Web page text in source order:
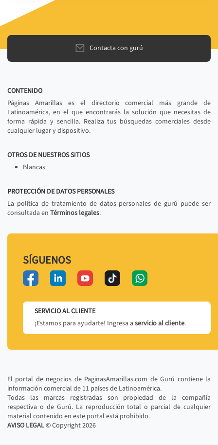
Contacta con gurú
CONTENIDO
Páginas Amarillas es el directorio comercial más grande de
Latinoamérica, en el que encontrarás la solución que necesitas de
forma rápida y sencilla. Realiza tus búsquedas comerciales desde
cualquier lugar y dispositivo.
OTROS DE NUESTROS SITIOS
Blancas
PROTECCIÓN DE DATOS PERSONALES
La política de tratamiento de datos personales de gurú puede ser
consultada en Términos legales.
SÍGUENOS
SERVICIO AL CLIENTE
¡Estamos para ayudarte! Ingresa a servicio al cliente.
El portal de negocios de PaginasAmarillas.com de Gurú contiene la
información comercial de 11 países de Latinoamérica.
Todas las marcas registradas son propiedad de la compañía
respectiva o de Gurú. La reproducción total o parcial de cualquier
material contenido en este portal está prohibido.
AVISO LEGAL© Copyright2026